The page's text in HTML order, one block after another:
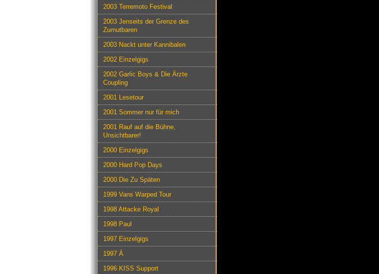
2003 Terremoto Festival
2003 Jenseits der Grenze des
Zumutbaren
2003 Nackt unter Kannibalen
2002 Einzelgigs
2002 Garlic Boys & Die Ärzte
Coupling
2001 Lesetour
2001 Sommer nur für mich
2001 Rauf auf die Bühne,
Unsichtbarer!
2000 Einzelgigs
2000 Hard Pop Days
2000 Die Zu Späten
1999 Vans Warped Tour
1998 Attacke Royal
1998 Paul
1997 Einzelgigs
1997 Ä
1996 KISS Support